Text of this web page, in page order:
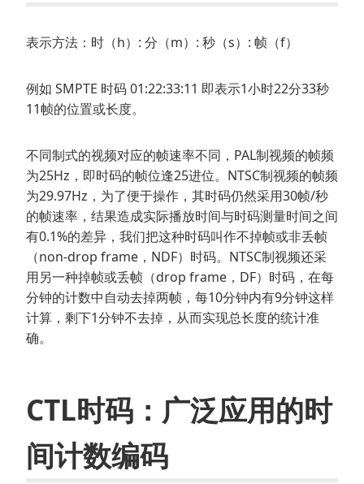
表示方法：时（h）: 分（m）: 秒（s）: 帧（f）
例如 SMPTE 时码 01:22:33:11 即表示1小时22分33秒
11帧的位置或长度。
不同制式的视频对应的帧速率不同，PAL制视频的帧频
为25Hz，即时码的帧位逢25进位。NTSC制视频的帧频
为29.97Hz，为了便于操作，其时码仍然采用30帧/秒
的帧速率，结果造成实际播放时间与时码测量时间之间
有0.1%的差异，我们把这种时码叫作不掉帧或非丢帧
（non-drop frame，NDF）时码。NTSC制视频还采
用另一种掉帧或丢帧（drop frame，DF）时码，在每
分钟的计数中自动去掉两帧，每10分钟内有9分钟这样
计算，剩下1分钟不去掉，从而实现总长度的统计准
确。
CTL时码：广泛应用的时
间计数编码